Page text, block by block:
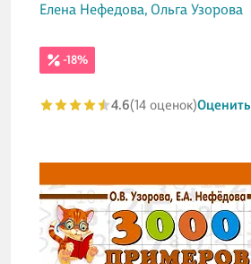
-18%
Елена Нефедова, Ольга Узорова
4.6(14 оценок)Оценить